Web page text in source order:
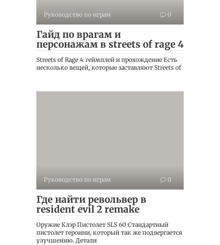
Руководство по играм 0
Гайд по врагам и
персонажам в streets of rage 4
Streets of Rage 4: геймплей и прохождение Есть
несколько вещей, которые заставляют Streets of
Руководство по играм 0
Где найти револьвер в
resident evil 2 remake
Оружие Клэр Пистолет SLS 60 Стандартный
пистолет героини, который так же подвергается
улучшению. Детали